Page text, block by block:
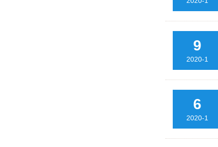
9
2020-1
6
2020-1